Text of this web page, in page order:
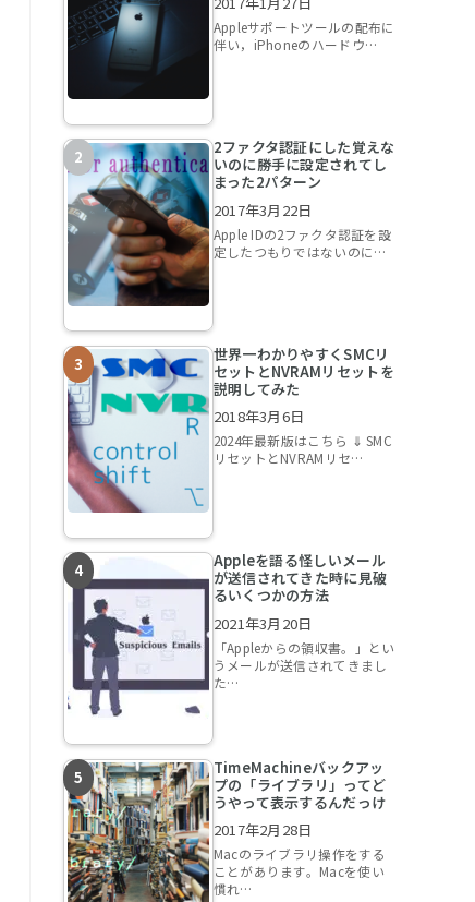
Appleサポートツールの配布に
伴い，iPhoneのハードウ…
2ファクタ認証にした覚えな
いのに勝手に設定されてし
まった2パターン
2017年3月22日
Apple IDの2ファクタ認証を設
定したつもりではないのに…
世界一わかりやすくSMCリ
セットとNVRAMリセットを
説明してみた
2018年3月6日
2024年最新版はこちら ⇓ SMC
リセットとNVRAMリセ…
Appleを語る怪しいメール
が送信されてきた時に見破
るいくつかの方法
2021年3月20日
「Appleからの領収書。」とい
うメールが送信されてきまし
た…
TimeMachineバックアッ
プの「ライブラリ」ってど
うやって表示するんだっけ
2017年2月28日
Macのライブラリ操作をする
ことがあります。Macを使い
慣れ…